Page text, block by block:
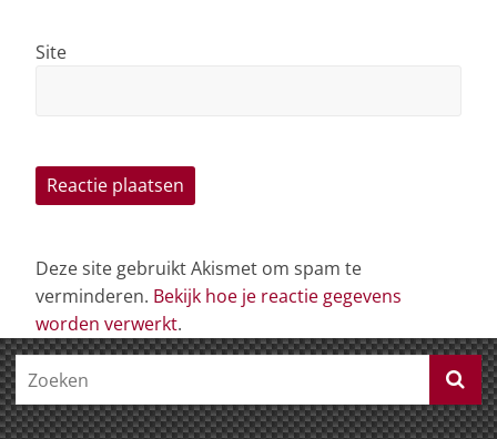
Site
Deze site gebruikt Akismet om spam te
verminderen. Bekijk hoe je reactie gegevens
worden verwerkt.